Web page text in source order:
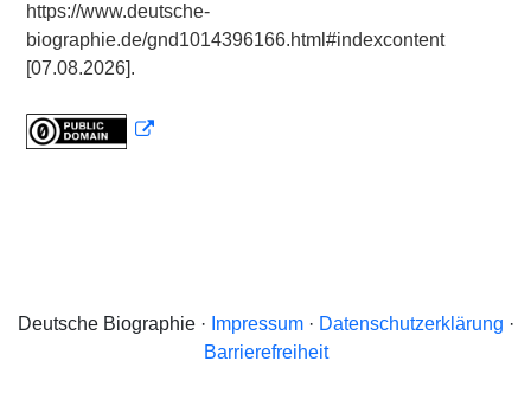
https://www.deutsche-
biographie.de/gnd1014396166.html#indexcontent
[07.08.2026].
Deutsche Biographie · Impressum· Datenschutzerklärung ·
Barrierefreiheit